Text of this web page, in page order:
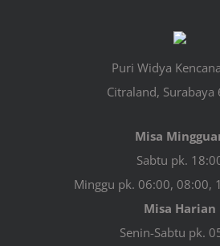
Puri Widya
Citraland, Surabaya
Misa
Sabtu pk.
Minggu pk. 06:00, 08:00,
Misa Harian
Senin-Sabtu pk.